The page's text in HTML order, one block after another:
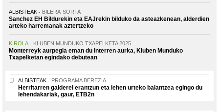
ALBISTEAK BILERA-SORTA
Sanchez EH Bildurekin eta EAJrekin bilduko da asteazkenean, alderdien
arteko harremanak aztertzeko
KIROLA KLUBEN MUNDUKO TXAPELKETA 2025
Monterreyk aurpegia eman du Interren aurka, Kluben Munduko
Txapelketan egindako debutean
ALBISTEAK PROGRAMA BEREZIA
Herritarren galderei erantzun eta lehen urteko balantzea egingo du
lehendakariak, gaur, ETB2n